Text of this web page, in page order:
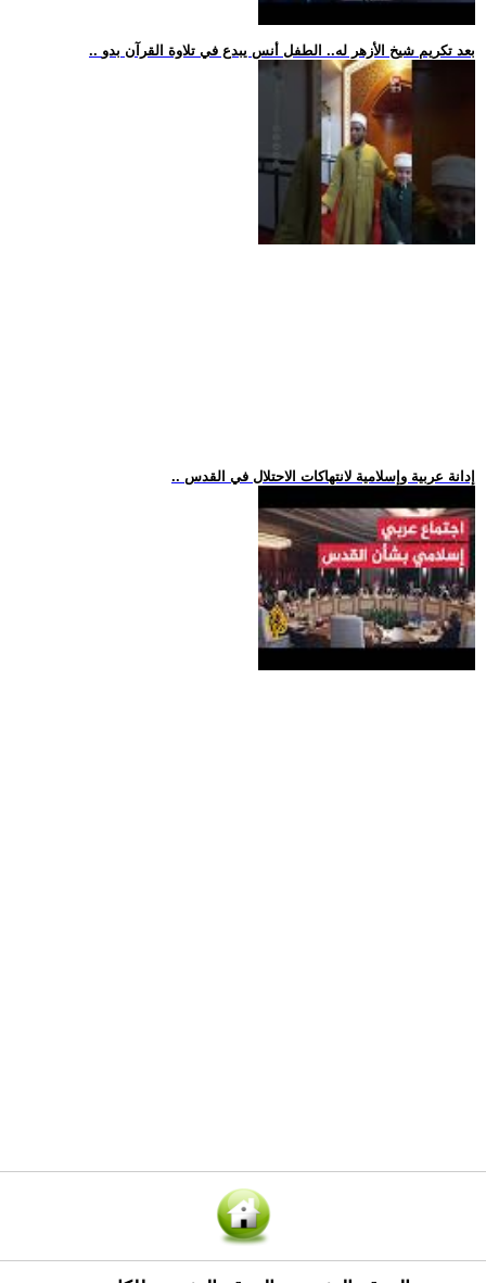
.. بعد تكريم شيخ الأزهر له.. الطفل أنس يبدع في تلاوة القرآن بدو
.. إدانة عربية وإسلامية لانتهاكات الاحتلال في القدس